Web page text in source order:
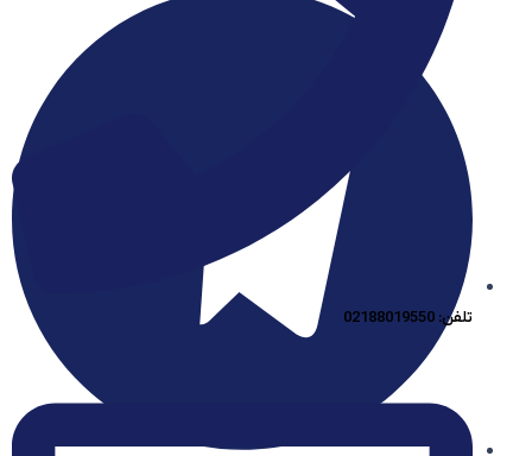
تلفن: 02188019550